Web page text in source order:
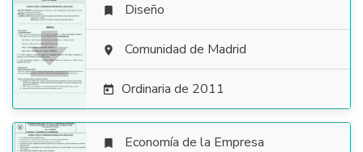

 Diseño
 Comunidad de Madrid
 Ordinaria de 2011
 Economía de la Empresa